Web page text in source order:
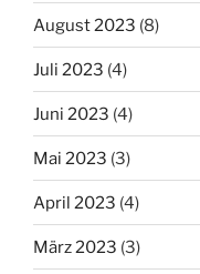
August 2023 (8)
Juli 2023 (4)
Juni 2023 (4)
Mai 2023 (3)
April 2023 (4)
März 2023 (3)